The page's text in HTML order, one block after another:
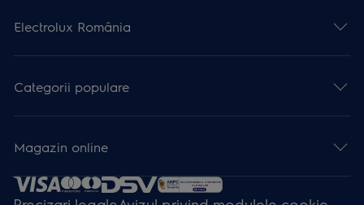
Electrolux România
Categorii populare
Magazin online